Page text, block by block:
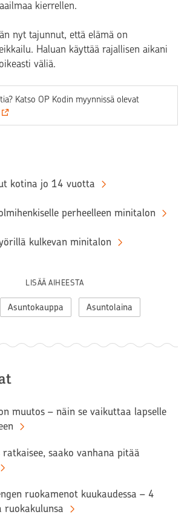
kierrellen.
nyt tajunnut, että elämä on
Haluan käyttää rajallisen aikani
väliä.
Katso OP Kodin myynnissä olevat
kotina jo 14 vuotta
perheelleen minitalon
kulkevan minitalon
LISÄÄ AIHEESTA
Asuntokauppa Asuntolaina
muutos – näin se vaikuttaa lapselle
ratkaisee, saako vanhana pitää
ruokamenot kuukaudessa – 4
ruokakulunsa